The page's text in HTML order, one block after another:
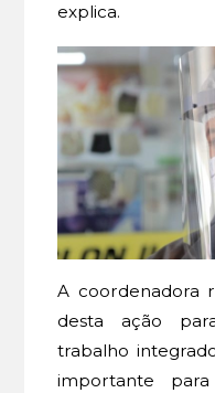
explica.
A coordenadora
desta ação
trabalho
importante